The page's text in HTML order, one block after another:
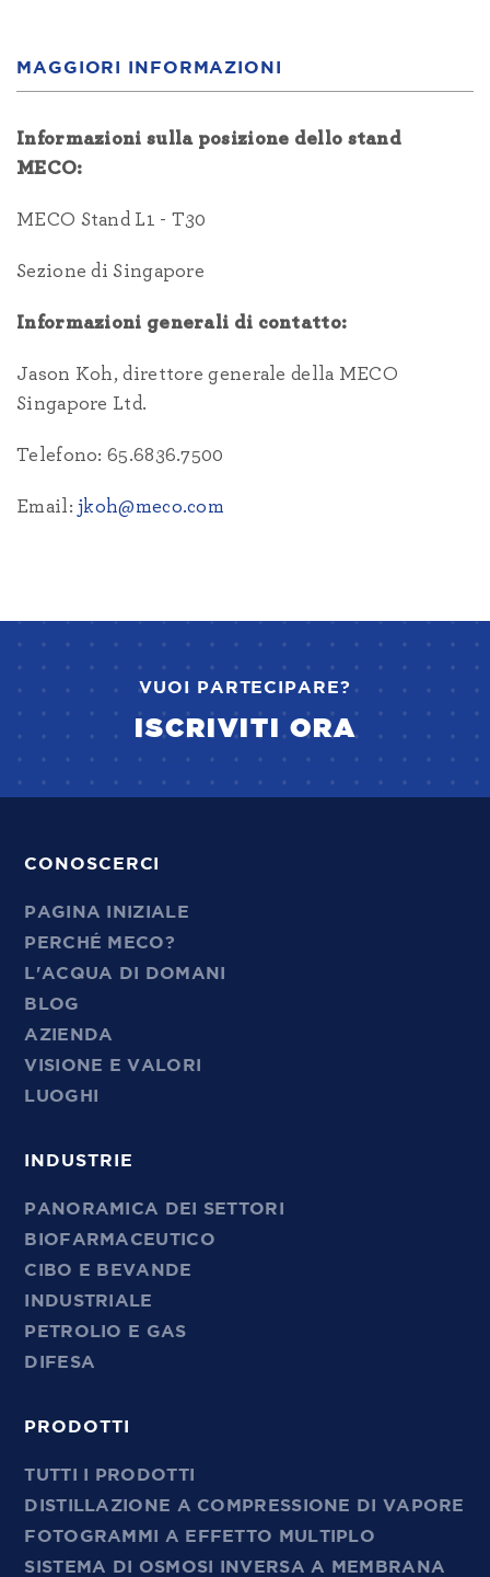
MAGGIORI INFORMAZIONI
Informazioni sulla posizione dello stand
MECO:
MECO Stand L1 - T30
Sezione di Singapore
Informazioni generali di contatto:
Jason Koh, direttore generale della MECO
Singapore Ltd.
Telefono: 65.6836.7500
Email:jkoh@meco.com
VUOI PARTECIPARE?
ISCRIVITI ORA
CONOSCERCI
PAGINA INIZIALE
PERCHÉ MECO?
L'ACQUA DI DOMANI
BLOG
AZIENDA
VISIONE E VALORI
LUOGHI
INDUSTRIE
PANORAMICA DEI SETTORI
BIOFARMACEUTICO
CIBO E BEVANDE
INDUSTRIALE
PETROLIO E GAS
DIFESA
PRODOTTI
TUTTI I PRODOTTI
DISTILLAZIONE A COMPRESSIONE DI VAPORE
FOTOGRAMMI A EFFETTO MULTIPLO
SISTEMA DI OSMOSI INVERSA A MEMBRANA